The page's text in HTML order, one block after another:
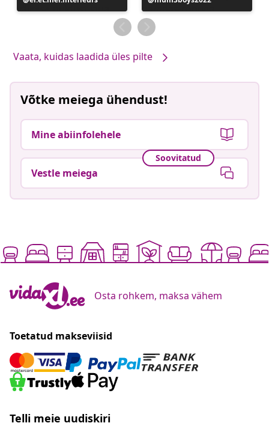
avaldatud
avaldatud
Vaata, kuidas laadida üles pilte
Võtke meiega ühendust!
Mine abiinfolehele
Soovitatud
Vestle meiega
Osta rohkem, maksa vähem
Toetatud makseviisid
Telli meie uudiskiri